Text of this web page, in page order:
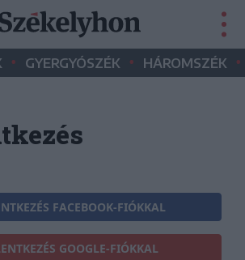
• GYERGYÓSZÉK • HÁROMSZÉK •
FACEBOOK-FIÓKKAL
GOOGLE-FIÓKKAL